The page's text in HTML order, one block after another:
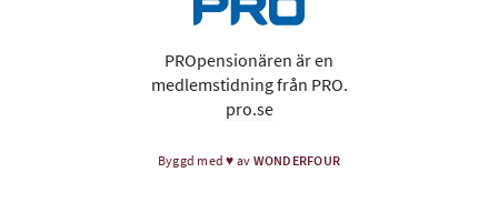
PROpensionären är en
medlemstidning från PRO.
pro.se
Byggd med♥ av WONDERFOUR